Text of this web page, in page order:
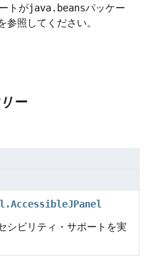
トがjava.beansパッケー
参照してください。
ー
シビリティ・サポートを実